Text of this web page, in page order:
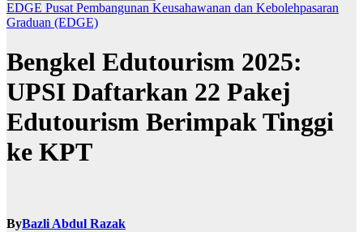
EDGE Pusat Pembangunan Keusahawanan dan Kebolehpasaran
Graduan (EDGE)
Bengkel Edutourism 2025:
UPSI Daftarkan 22 Pakej
Edutourism Berimpak Tinggi
ke KPT
ByBazli Abdul Razak